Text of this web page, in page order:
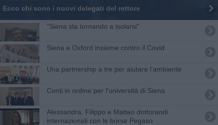
Ecco chi sono i nuovi delegati del rettore
"Siena sta tornando a isolarsi"
Siena e Oxford insieme contro il Covid
Una partnership a tre per aiutare l'ambiente
Conti in ordine per l'università di Siena
Alessandra, Filippo e Matteo dottorandi
internazionali con le borse Pegaso